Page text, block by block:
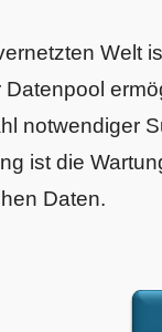
Welt
Datenpool
notwendiger
ist die
Daten.